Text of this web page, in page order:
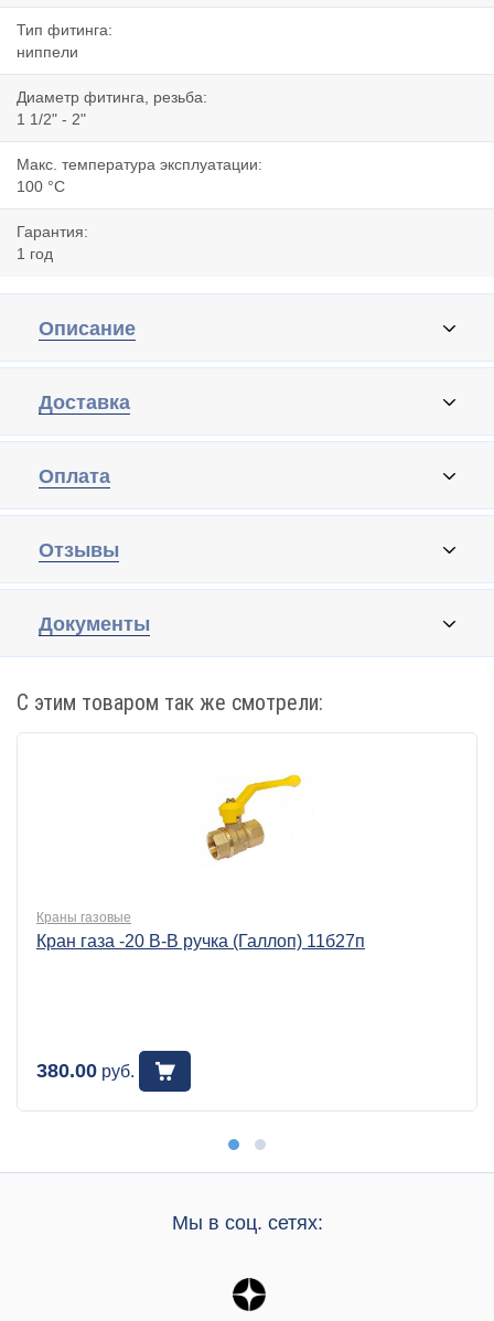
Тип фитинга:
ниппели
Диаметр фитинга, резьба:
1 1/2" - 2"
Макс. температура эксплуатации:
100 °C
Гарантия:
1 год
Описание
Доставка
Оплата
Отзывы
Документы
С этим товаром так же смотрели:
Краны газовые
Кран газа -20 В-В ручка (Галлоп) 11б27п
380.00 руб.
Мы в соц. сетях: